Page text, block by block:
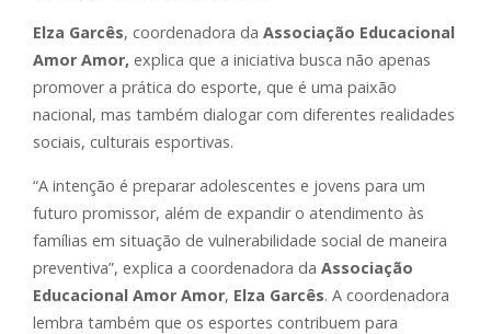
Elza Garcês, coordenadora da Associação Educacional
Amor Amor, explica que a iniciativa busca não apenas
promover a prática do esporte, que é uma paixão
nacional, mas também dialogar com diferentes realidades
sociais, culturais esportivas.
“A intenção é preparar adolescentes e jovens para um
futuro promissor, além de expandir o atendimento às
famílias em situação de vulnerabilidade social de maneira
preventiva”, explica a coordenadora da Associação
Educacional Amor Amor, Elza Garcês. A coordenadora
lembra também que os esportes contribuem para